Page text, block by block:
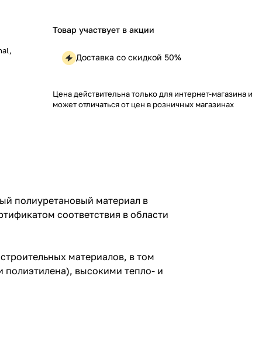
Товар участвует в акции
Доставка со скидкой 50%
Цена действительна только для интернет-магазина и
может отличаться от цен в розничных магазинах
полиуретановый материал в
соответствия в области
материалов, в том
полиэтилена), высокими тепло- и